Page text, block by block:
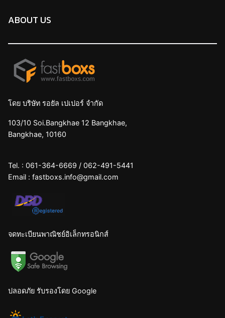
ABOUT US
โดย บริษัท รอยัล เปเปอร์ จำกัด
103/10 Soi.Bangkhae 12 Bangkhae,
Bangkhae, 10160
Tel. : 061-364-6669 / 062-491-5441
Email : fastboxs.info@gmail.com
จดทะเบียนพาณิชย์อิเล็กทรอนิกส์
ปลอดภัย รับรองโดย Google